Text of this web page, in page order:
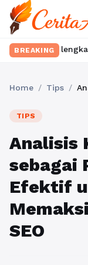
BREAKING
hanya di
Home / Tips /
TIPS
Analisis
sebagai
Efektif
SEO